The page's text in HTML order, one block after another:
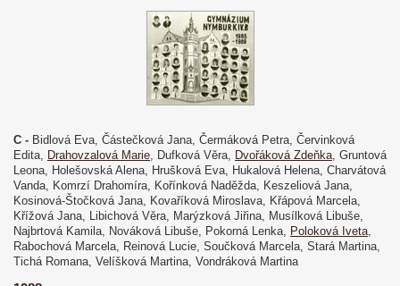
C - Bidlová Eva, Částečková Jana, Čermáková Petra, Červinková
Edita, Drahovzalová Marie, Dufková Věra, Dvořáková Zdeňka, Gruntová
Leona, Holešovská Alena, Hrušková Eva, Hukalová Helena, Charvátová
Vanda, Komrzí Drahomíra, Kořínková Naděžda, Keszeliová Jana,
Kosinová-Štočková Jana, Kovaříková Miroslava, Křápová Marcela,
Křížová Jana, Libichová Věra, Marýzková Jiřina, Musílková Libuše,
Najbrtová Kamila, Nováková Libuše, Pokorná Lenka, Poloková Iveta,
Rabochová Marcela, Reinová Lucie, Součková Marcela, Stará Martina,
Tichá Romana, Velíšková Martina, Vondráková Martina